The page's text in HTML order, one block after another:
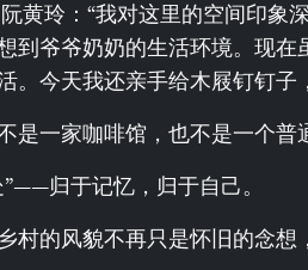
黄玲：“我对这里的空间印象
到爷爷奶奶的生活环境。现
。今天我还亲手给木屐钉钉子
是一家咖啡馆，也不是一个普
归于记忆，归于自己。
村的风貌不再只是怀旧的念想